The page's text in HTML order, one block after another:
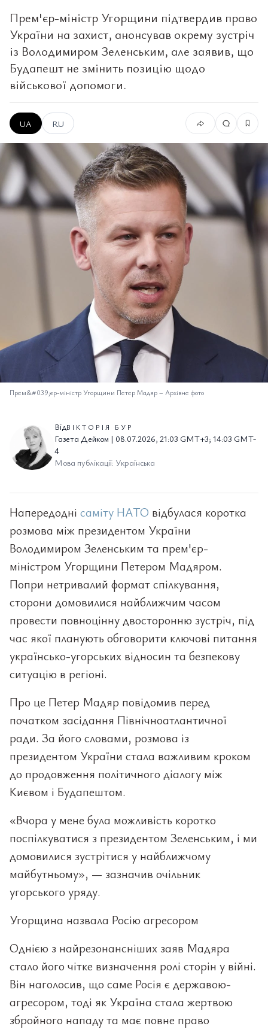
Прем'єр-міністр Угорщини підтвердив право
України на захист, анонсував окрему зустріч
із Володимиром Зеленським, але заявив, що
Будапешт не змінить позицію щодо
військової допомоги.
UA RU
Прем&#039;єр-міністр Угорщини Петер Мадяр– Архівне фото
ВідВІКТОРІЯ БУР
Газета Дейком | 08.07.2026, 21:03 GMT+3; 14:03 GMT-
4
Мова публікації: Українська
Напередодні саміту НАТО відбулася коротка
розмова між президентом України
Володимиром Зеленським та прем'єр-
міністром Угорщини Петером Мадяром.
Попри нетривалий формат спілкування,
сторони домовилися найближчим часом
провести повноцінну двосторонню зустріч, під
час якої планують обговорити ключові питання
українсько-угорських відносин та безпекову
ситуацію в регіоні.
Про це Петер Мадяр повідомив перед
початком засідання Північноатлантичної
ради. За його словами, розмова із
президентом України стала важливим кроком
до продовження політичного діалогу між
Києвом і Будапештом.
«Вчора у мене була можливість коротко
поспілкуватися з президентом Зеленським, і ми
домовилися зустрітися у найближчому
майбутньому», — зазначив очільник
угорського уряду.
Угорщина назвала Росію агресором
Однією з найрезонансніших заяв Мадяра
стало його чітке визначення ролі сторін у війні.
Він наголосив, що саме Росія є державою-
агресором, тоді як Україна стала жертвою
збройного нападу та має повне право